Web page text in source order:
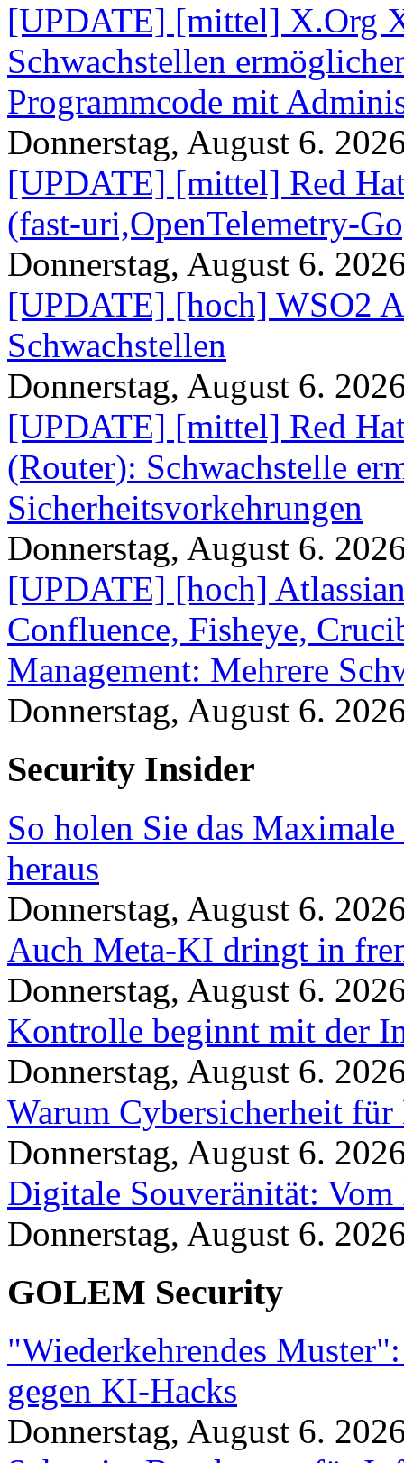
[UPDATE] [mittel] X.Org
Schwachstellen
Programmcode mit
Donnerstag, August 6.
[UPDATE] [mittel] Red
(fast-uri,OpenTelemetry-
Donnerstag, August 6.
[UPDATE] [hoch] WSO2
Schwachstellen
Donnerstag, August 6.
[UPDATE] [mittel] Red
(Router): Schwachstelle
Sicherheitsvorkehrungen
Donnerstag, August 6.
[UPDATE] [hoch]
Confluence, Fisheye,
Management: Mehrere
Donnerstag, August 6.
Security Insider
So holen Sie das
heraus
Donnerstag, August 6.
Auch Meta-KI dringt in
Donnerstag, August 6.
Kontrolle beginnt mit der
Donnerstag, August 6.
Warum Cybersicherheit für
Donnerstag, August 6.
Digitale Souveränität:
Donnerstag, August 6.
GOLEM Security
"Wiederkehrendes
gegen KI-Hacks
Donnerstag, August 6.